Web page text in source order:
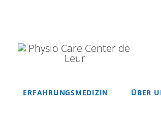
ERFAHRUNGSMEDIZIN ÜBER